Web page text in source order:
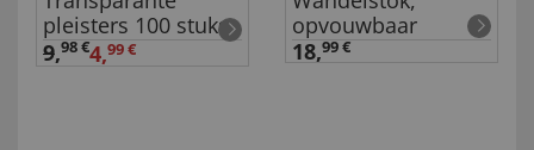
pleisters 100 stuks
9,98 €4,99 €
opvouwbaar
18,99 €